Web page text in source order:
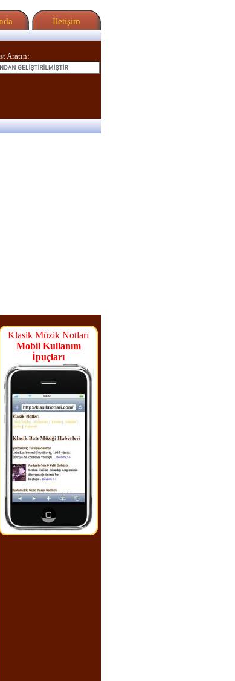
İletişim
Aratın:
Klasik Müzik Notları
Mobil Kullanım
İpuçları